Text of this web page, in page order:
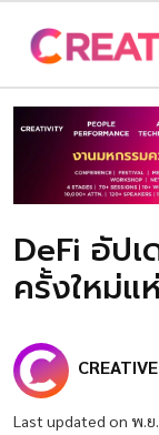
DeFi อัป
ครั้งใหม่แ
Last updated on พ.ย